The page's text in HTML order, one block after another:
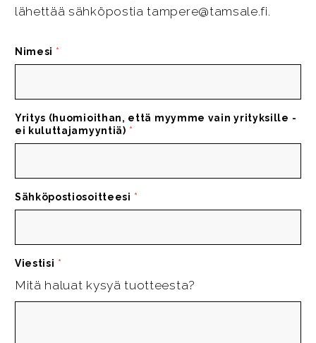
lähettää sähköpostia tampere@tamsale.fi.
Nimesi *
Yritys (huomioithan, että myymme vain yrityksille -
ei kuluttajamyyntiä) *
Sähköpostiosoitteesi *
Viestisi *
Mitä haluat kysyä tuotteesta?